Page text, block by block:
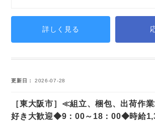
詳しく見る
更新日 2026-07-28
［東大阪市］≪組立、梱包、出荷作
好き大歓迎◆9：00～18：00◆時給